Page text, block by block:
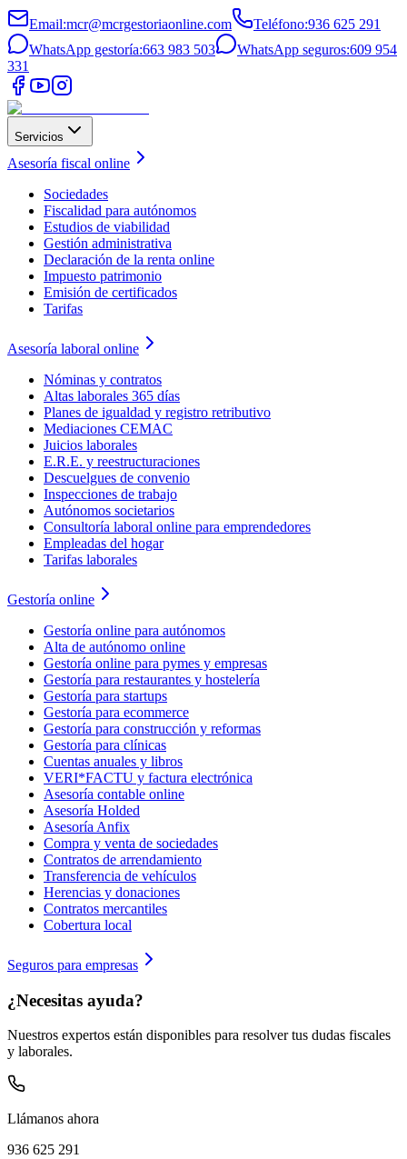
Email:mcr@mcrgestoriaonline.com Teléfono:936 625 291
WhatsApp gestoría:663 983 503 WhatsApp seguros:609 954
331
Servicios
Asesoría fiscal online
Sociedades
Fiscalidad para autónomos
Estudios de viabilidad
Gestión administrativa
Declaración de la renta online
Impuesto patrimonio
Emisión de certificados
Tarifas
Asesoría laboral online
Nóminas y contratos
Altas laborales 365 días
Planes de igualdad y registro retributivo
Mediaciones CEMAC
Juicios laborales
E.R.E. y reestructuraciones
Descuelgues de convenio
Inspecciones de trabajo
Autónomos societarios
Consultoría laboral online para emprendedores
Empleadas del hogar
Tarifas laborales
Gestoría online
Gestoría online para autónomos
Alta de autónomo online
Gestoría online para pymes y empresas
Gestoría para restaurantes y hostelería
Gestoría para startups
Gestoría para ecommerce
Gestoría para construcción y reformas
Gestoría para clínicas
Cuentas anuales y libros
VERI*FACTU y factura electrónica
Asesoría contable online
Asesoría Holded
Asesoría Anfix
Compra y venta de sociedades
Contratos de arrendamiento
Transferencia de vehículos
Herencias y donaciones
Contratos mercantiles
Cobertura local
Seguros para empresas
¿Necesitas ayuda?
Nuestros expertos están disponibles para resolver tus dudas fiscales
y laborales.
Llámanos ahora
936 625 291